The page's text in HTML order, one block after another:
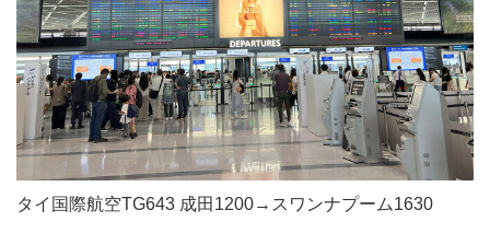
タイ国際航空TG643 成田1200→スワンナプーム1630